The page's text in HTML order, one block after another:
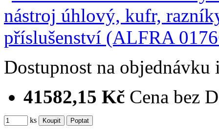
Dostupnost na objednávku
41582,15 Kč Cena bez
ks